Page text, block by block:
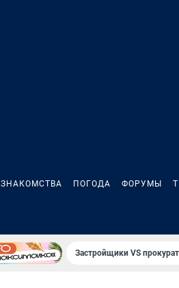
ЗНАКОМСТВА ПОГОДА ФОРУМЫ
Застройщики VS